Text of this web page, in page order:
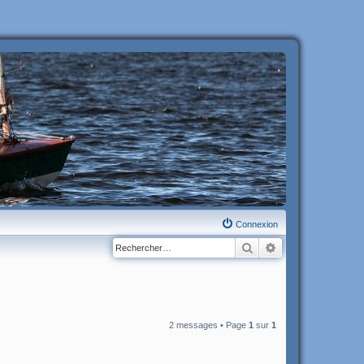
Connexion
Rechercher
2 messages • Page 1 sur 1